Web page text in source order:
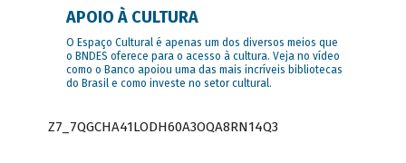
APOIO À CULTURA
O Espaço Cultural é apenas um dos diversos meios que
o BNDES oferece para o acesso à cultura. Veja no vídeo
como o Banco apoiou uma das mais incríveis bibliotecas
do Brasil e como investe no setor cultural.
Z7_7QGCHA41LODH60A3OQA8RN14Q3